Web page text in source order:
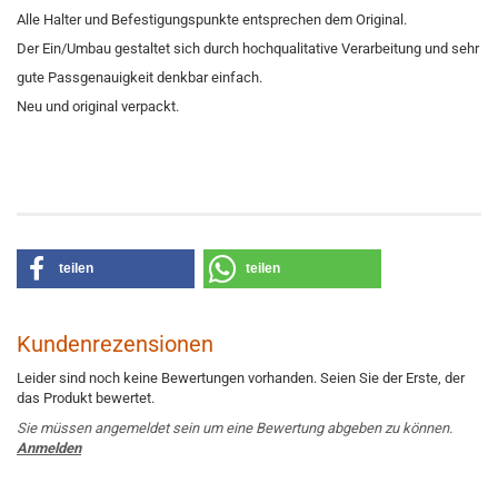
Alle Halter und Befestigungspunkte entsprechen dem Original.
Der Ein/Umbau gestaltet sich durch hochqualitative Verarbeitung und sehr
gute Passgenauigkeit denkbar einfach.
Neu und original verpackt.
teilen teilen
Kundenrezensionen
Leider sind noch keine Bewertungen vorhanden. Seien Sie der Erste, der
das Produkt bewertet.
Sie müssen angemeldet sein um eine Bewertung abgeben zu können.
Anmelden